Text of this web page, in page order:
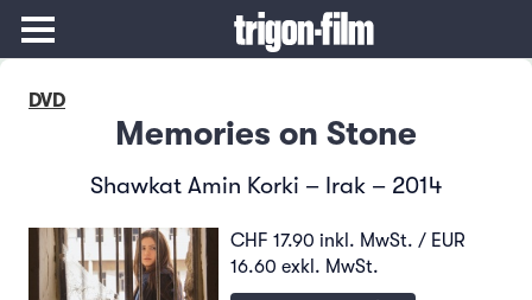
DVD
Memories on Stone
Shawkat Amin Korki – Irak – 2014
CHF 17.90 inkl. MwSt. / EUR
16.60 exkl. MwSt.